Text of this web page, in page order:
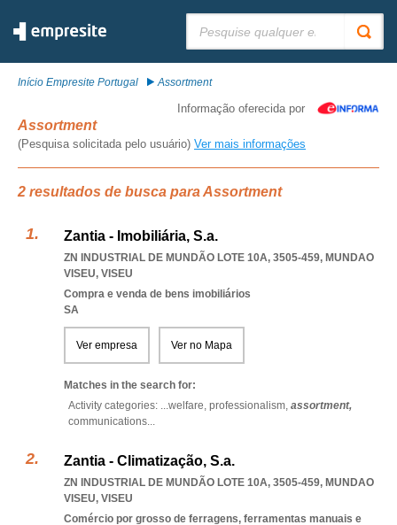
Início Empresite Portugal Assortment
Informação oferecida por
Assortment
(Pesquisa solicitada pelo usuário) Ver mais informações
2 resultados de busca para Assortment
Zantia - Imobiliária, S.a.
ZN INDUSTRIAL DE MUNDÃO LOTE 10A, 3505-459, MUNDAO
VISEU, VISEU
Compra e venda de bens imobiliários
SA
Ver empresa Ver no Mapa
Matches in the search for:
Activity categories: ...welfare, professionalism, assortment,
communications...
Zantia - Climatização, S.a.
ZN INDUSTRIAL DE MUNDÃO LOTE 10A, 3505-459, MUNDAO
VISEU, VISEU
Comércio por grosso de ferragens, ferramentas manuais e